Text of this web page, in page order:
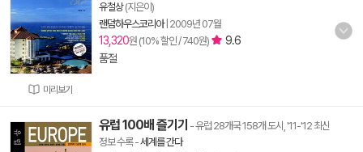
미리보기
유철상(지은이)
랜덤하우스코리아| 2009년 07월
13,320원 (10% 할인 / 740원)
9.6
품절
유럽 100배 즐기기 - 유럽 28개국 158개 도시, '11-'12 최신
정보 수록-세계를 간다